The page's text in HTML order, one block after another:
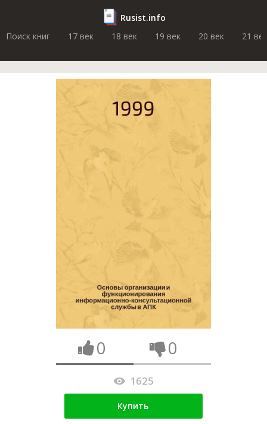
Rusist.info
Поиск книг
17 век 18 век 19 век 20 век 21 век
0 0
1625
Купить